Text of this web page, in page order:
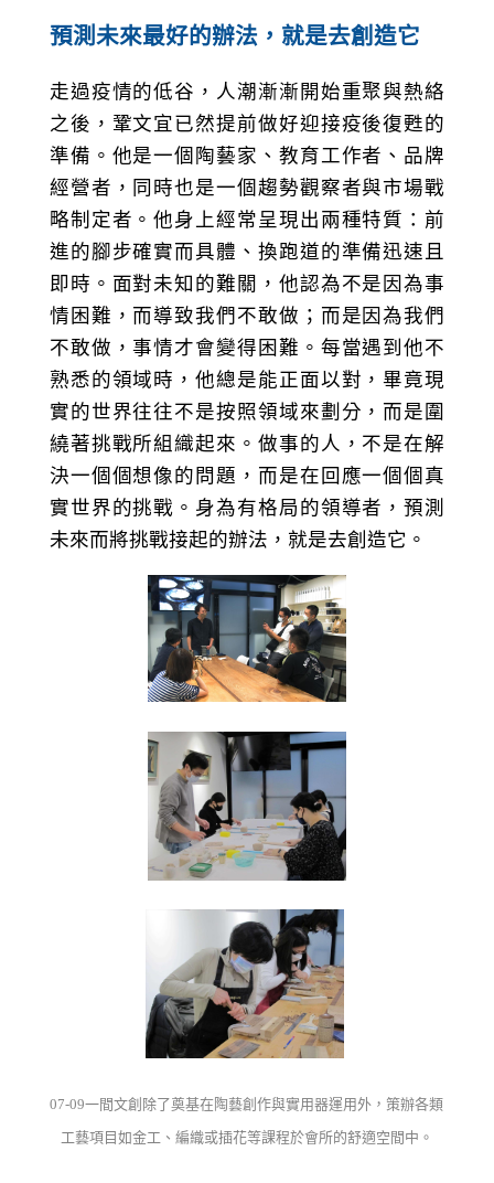
預測未來最好的辦法，就是去創造它
走過疫情的低谷，人潮漸漸開始重聚與熱絡
之後，鞏文宜已然提前做好迎接疫後復甦的
準備。他是一個陶藝家、教育工作者、品牌
經營者，同時也是一個趨勢觀察者與市場戰
略制定者。他身上經常呈現出兩種特質：前
進的腳步確實而具體、換跑道的準備迅速且
即時。面對未知的難關，他認為不是因為事
情困難，而導致我們不敢做；而是因為我們
不敢做，事情才會變得困難。每當遇到他不
熟悉的領域時，他總是能正面以對，畢竟現
實的世界往往不是按照領域來劃分，而是圍
繞著挑戰所組織起來。做事的人，不是在解
決一個個想像的問題，而是在回應一個個真
實世界的挑戰。身為有格局的領導者，預測
未來而將挑戰接起的辦法，就是去創造它。
07-09一間文創除了奠基在陶藝創作與實用器運用外，策辦各類
工藝項目如金工、編織或插花等課程於會所的舒適空間中。